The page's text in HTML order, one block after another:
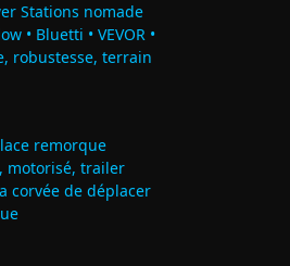
Stations nomade
• Bluetti • VEVOR •
robustesse, terrain
remorque
motorisé, trailer
corvée de déplacer